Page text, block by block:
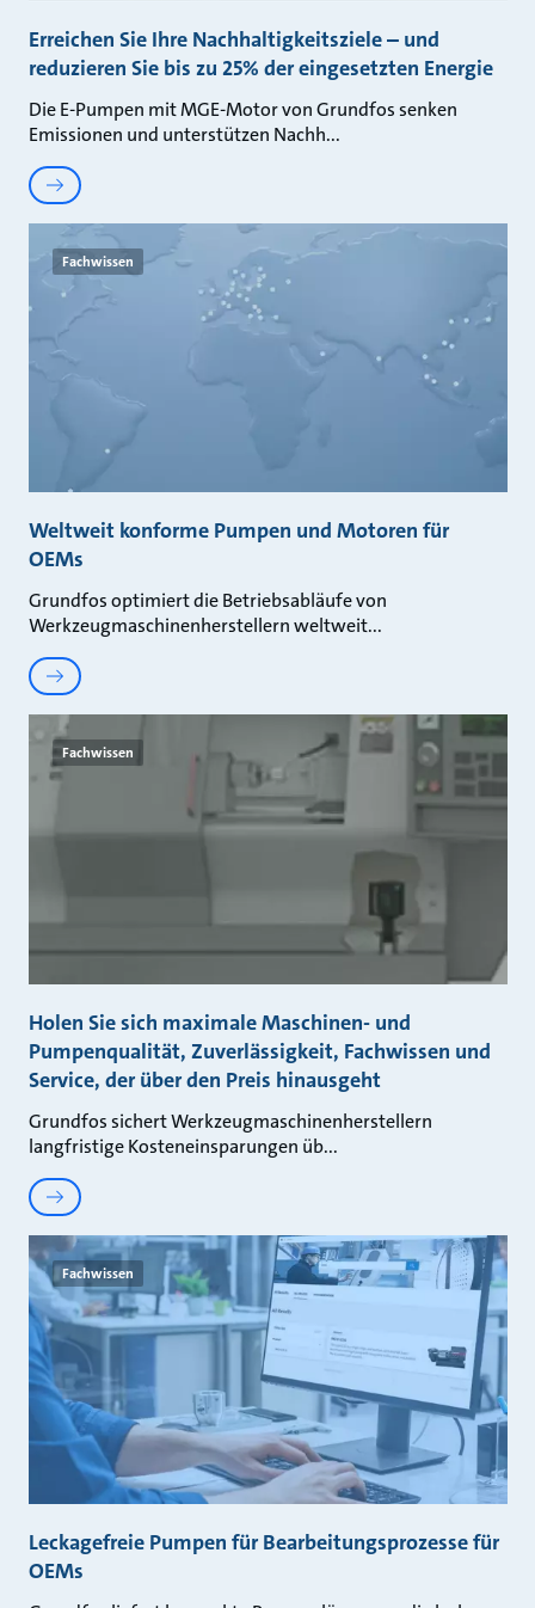
Erreichen Sie Ihre Nachhaltigkeitsziele – und
reduzieren Sie bis zu 25% der eingesetzten Energie
Die E-Pumpen mit MGE-Motor von Grundfos senken
Emissionen und unterstützen Nachh
Fachwissen
Weltweit konforme Pumpen und Motoren für
OEMs
Grundfos optimiert die Betriebsabläufe von
Werkzeugmaschinenherstellern weltweit
Fachwissen
Holen Sie sich maximale Maschinen- und
Pumpenqualität, Zuverlässigkeit, Fachwissen und
Service, der über den Preis hinausgeht
Grundfos sichert Werkzeugmaschinenherstellern
langfristige Kosteneinsparungen üb
Fachwissen
Leckagefreie Pumpen für Bearbeitungsprozesse für
OEMs